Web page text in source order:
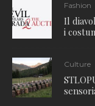
Fashion
Il
i
Culture